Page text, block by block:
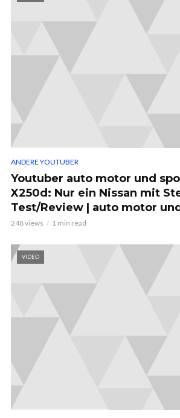
ANDERE YOUTUBER
Youtuber auto motor und
X250d: Nur ein Nissan mit
Test/Review | auto motor
248 views 1 min read
VIDEO